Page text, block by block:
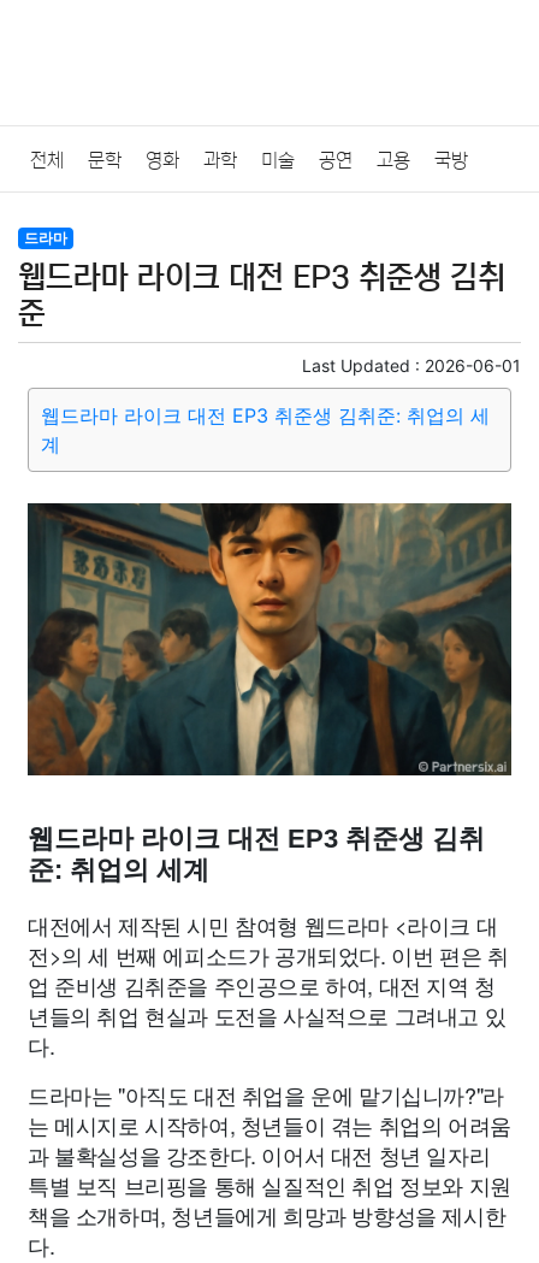
전체 문학 영화 과학 미술 공연 고용 국방
법률
질병 가요 방송 일상 주식 암호화폐 블록체인
미용 증권 인테리어
요리 상품리뷰 원예 금융 게임 스포츠 사진
종교 사회 정치 건강 의료 의학 경제 마케팅
부동산 외국어 교육 교통 생활 기타
드라마
웹드라마 라이크 대전 EP3 취준생 김취
준
Last Updated : 2026-06-01
웹드라마 라이크 대전 EP3 취준생 김취준: 취업의 세
계
웹드라마 라이크 대전 EP3 취준생 김취
준: 취업의 세계
대전에서 제작된 시민 참여형 웹드라마 <라이크 대
전>의 세 번째 에피소드가 공개되었다. 이번 편은 취
업 준비생 김취준을 주인공으로 하여, 대전 지역 청
년들의 취업 현실과 도전을 사실적으로 그려내고 있
다.
드라마는 "아직도 대전 취업을 운에 맡기십니까?"라
는 메시지로 시작하여, 청년들이 겪는 취업의 어려움
과 불확실성을 강조한다. 이어서 대전 청년 일자리
특별 보직 브리핑을 통해 실질적인 취업 정보와 지원
책을 소개하며, 청년들에게 희망과 방향성을 제시한
다.